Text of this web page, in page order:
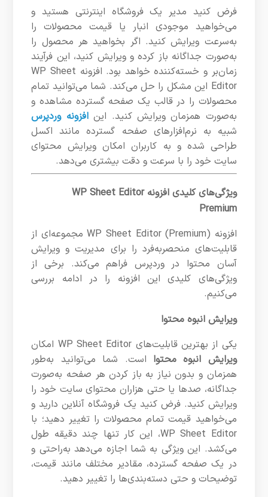
فرض کنید مدیر یک فروشگاه اینترنتی هستید و
می‌خواهید موجودی انبار یا قیمت محصولات را
به‌سرعت ویرایش کنید. اگر بخواهید هر محصول را
به‌صورت جداگانه باز کرده و ویرایش کنید، این فرآیند
زمان‌بر و خسته‌کننده خواهد بود. افزونه WP Sheet
Editor این مشکل را حل می‌کند. شما می‌توانید تمام
محصولات را در قالب یک صفحه گسترده مشاهده و
به‌صورت همزمان ویرایش کنید. اینافزونه وردپرس
شبیه به نرم‌افزارهای صفحه گسترده مانند اکسل
طراحی شده و به کاربران امکان ویرایش محتوای
سایت خود را با سرعت و دقت بیشتری می‌دهد.
ویژگی‌های کلیدی افزونه WP Sheet Editor
Premium
افزونه WP Sheet Editor (Premium) مجموعه‌ای از
قابلیت‌های منحصربه‌فرد را برای مدیریت و ویرایش
آسان محتوا در وردپرس فراهم می‌کند. برخی از
ویژگی‌های کلیدی این افزونه را در ادامه بررسی
می‌کنیم.
ویرایش انبوه محتوا
یکی از بهترین قابلیت‌های WP Sheet Editor امکان
ویرایش انبوه محتوا است. شما می‌توانید به‌طور
همزمان و بدون نیاز به باز کردن هر صفحه به‌صورت
جداگانه، صدها یا حتی هزاران محتوای سایت خود را
ویرایش کنید. فرض کنید یک فروشگاه آنلاین دارید و
می‌خواهید قیمت تمام محصولات را تغییر دهید؛ با
WP Sheet Editor، این کار تنها چند دقیقه طول
می‌کشد. این ویژگی به شما اجازه می‌دهد به‌راحتی و
در یک صفحه گسترده، مقادیر مختلف مانند قیمت،
توضیحات و حتی دسته‌بندی‌ها را تغییر دهید.